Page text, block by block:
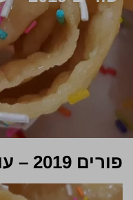
פורים 2019 – עוגיות למשלוחי מנות